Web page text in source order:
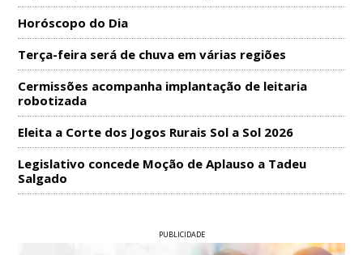
Horóscopo do Dia
Terça-feira será de chuva em várias regiões
Cermissões acompanha implantação de leitaria
robotizada
Eleita a Corte dos Jogos Rurais Sol a Sol 2026
Legislativo concede Moção de Aplauso a Tadeu
Salgado
PUBLICIDADE